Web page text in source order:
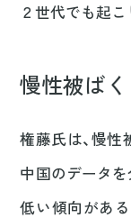
２世代でも起こ
慢性被ば
権藤氏は、慢性
中国のデータ
低い傾向があ